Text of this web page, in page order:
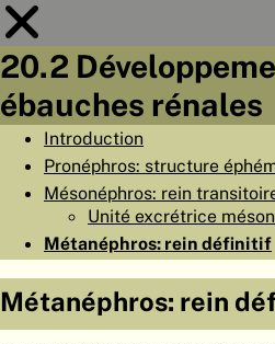
20.2
ébauches rénales
Introduction
Pronéphros: structure
Mésonéphros: rein
Unité excrétrice
Métanéphros: rein définitif
Métanéphros: rein